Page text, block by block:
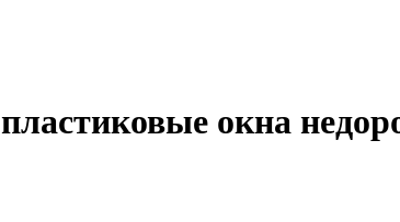
пластиковые окна